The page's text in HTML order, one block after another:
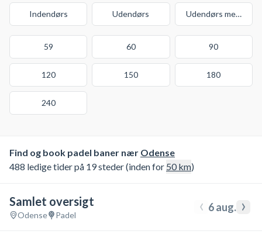
Indendørs Udendørs Udendørs med
59 60 90
120 150 180
240
Find og book padel baner nær Odense
488 ledige tider på 19 steder (inden for 50km)
Samlet oversigt
Odense Padel ‹ 6 aug. ›